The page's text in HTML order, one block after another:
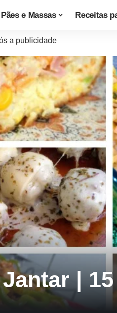
Pães e Massas Receitas
a publicidade
|